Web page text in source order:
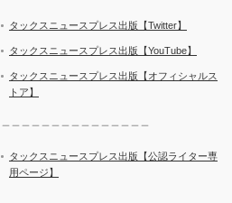
タックスニュースプレス出版【Twitter】
タックスニュースプレス出版【YouTube】
タックスニュースプレス出版【オフィシャルス
トア】
タックスニュースプレス出版【公認ライター専
用ページ】